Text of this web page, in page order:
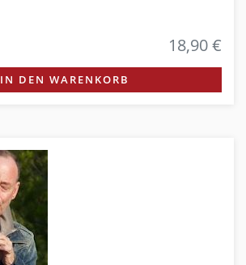
18,90 €
IN DEN WARENKORB